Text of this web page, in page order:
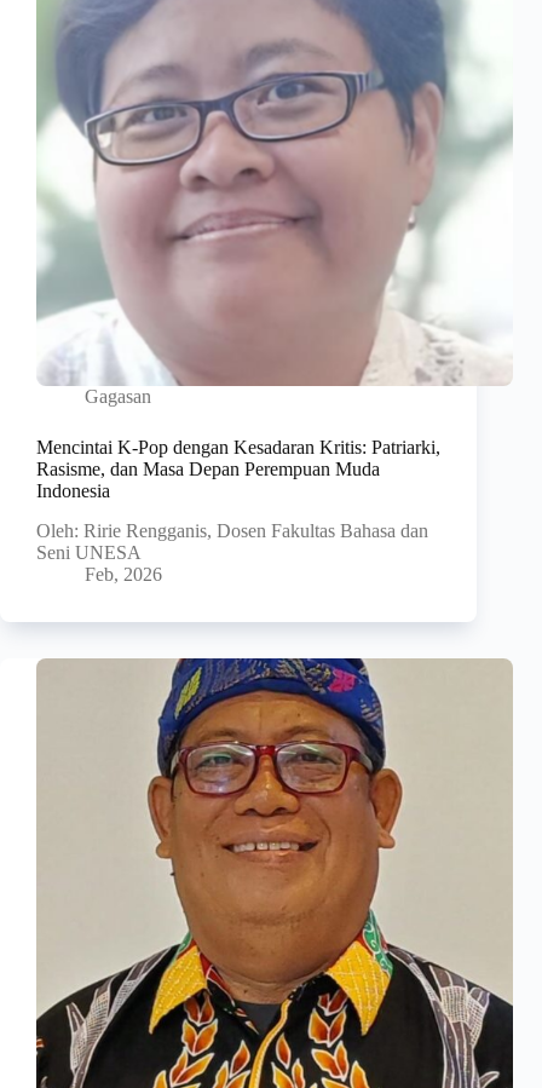
Gagasan
Mencintai K-Pop dengan Kesadaran Kritis: Patriarki,
Rasisme, dan Masa Depan Perempuan Muda
Indonesia
Oleh: Ririe Rengganis, Dosen Fakultas Bahasa dan
Seni UNESA
Feb, 2026